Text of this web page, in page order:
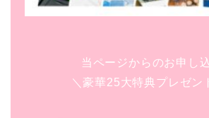
当ページからのお申し
＼豪華25大特典プレゼン